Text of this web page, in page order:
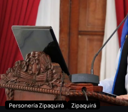
Personería Zipaquirá Zipaquirá